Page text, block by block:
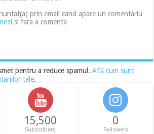
prin email cand apare un comentariu
si fara a comenta
pentru a reduce spamul.Află cum sunt
tale.
15,500
Subscribers
0
Followers